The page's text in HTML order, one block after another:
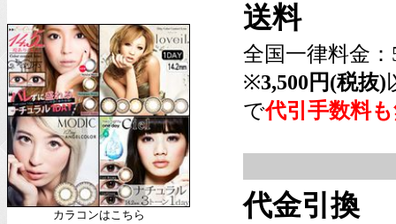
カラコンはこちら
送料
全国一律料金：
※3,500円(税抜)
で代引手数料
代金引換